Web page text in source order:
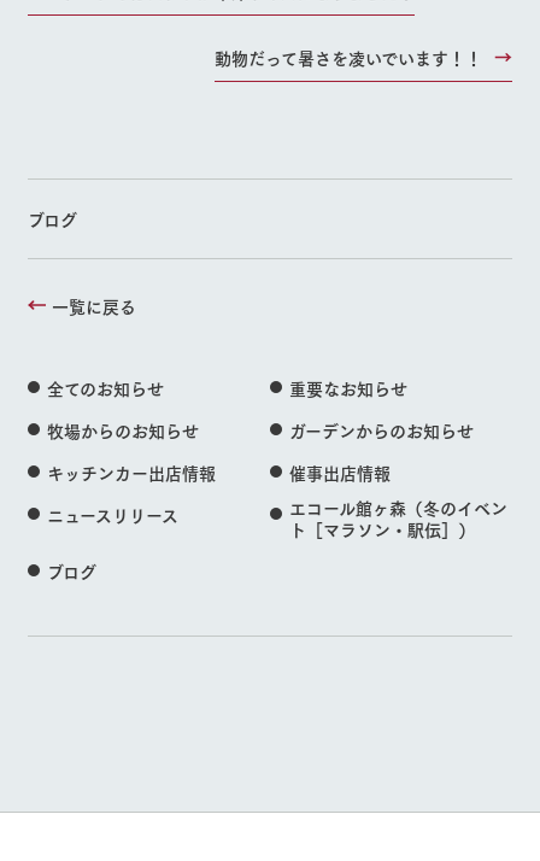
動物だって暑さを凌いでいます！！
ブログ
一覧に戻る
全てのお知らせ
重要なお知らせ
牧場からのお知らせ
ガーデンからのお知らせ
キッチンカー出店情報
催事出店情報
ニュースリリース
エコール館ヶ森（冬のイベン
ト［マラソン・駅伝］）
ブログ